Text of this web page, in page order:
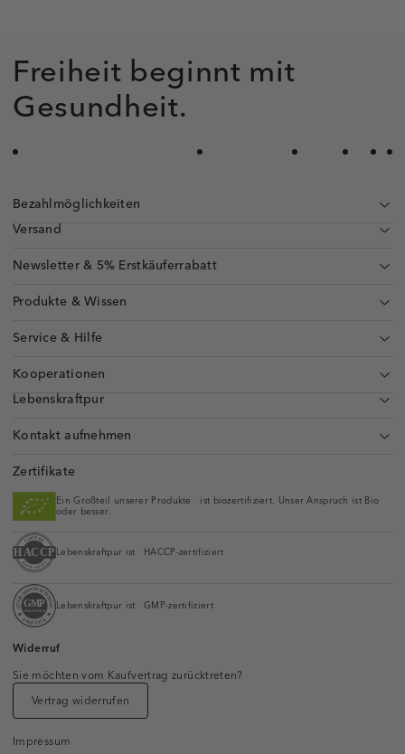
Freiheit beginnt mit
Gesundheit.
Produkte & Wissen
Service & Hilfe
Kooperationen
Lebenskraftpur
Kontakt aufnehmen
Bezahlmöglichkeiten
Versand
Zertifikate
Ein Großteil unserer Produkte ist biozertifiziert. Unser Anspruch ist Bio
oder besser.
Lebenskraftpur ist HACCP-zertifiziert
Lebenskraftpur ist GMP-zertifiziert
Widerruf
Sie möchten vom Kaufvertrag zurücktreten?
Vertrag widerrufen
Newsletter & 5% Erstkäuferrabatt
Impressum